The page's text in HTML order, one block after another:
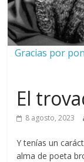
Gracias por
El
8 agosto, 2023
Y tenías un
alma de poeta